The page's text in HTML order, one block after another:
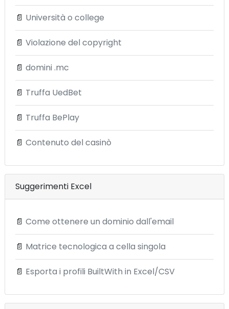
📄 Università o college
📄 Violazione del copyright
📄 domini .mc
📄 Truffa UedBet
📄 Truffa BePlay
📄 Contenuto del casinò
Suggerimenti Excel
📄 Come ottenere un dominio dall'email
📄 Matrice tecnologica a cella singola
📄 Esporta i profili BuiltWith in Excel/CSV